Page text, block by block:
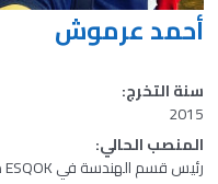
أحمد عرموش
سنة التخرج:
2015
المنصب الحالي:
رئيس قسم الهندسة في ESQOK مهندس Microsoft Azure في NETEC.